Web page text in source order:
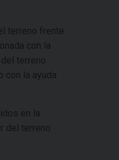
terreno frente
con la
terreno
con la ayuda
en la
del terreno